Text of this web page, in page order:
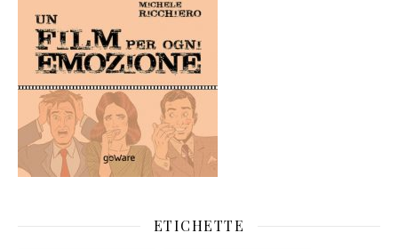
ETICHETTE